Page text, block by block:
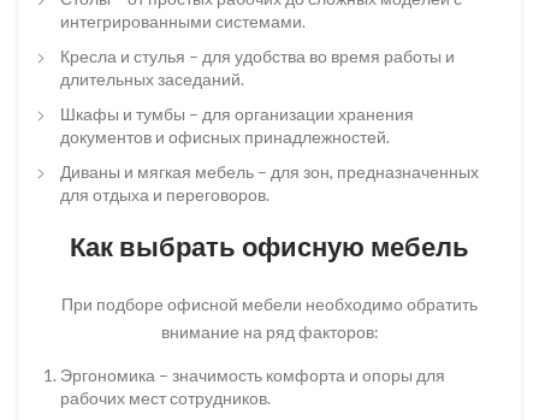
интегрированными системами.
Кресла и стулья – для удобства во время работы и
длительных заседаний.
Шкафы и тумбы – для организации хранения
документов и офисных принадлежностей.
Диваны и мягкая мебель – для зон, предназначенных
для отдыха и переговоров.
Как выбрать офисную мебель
При подборе офисной мебели необходимо обратить
внимание на ряд факторов:
Эргономика – значимость комфорта и опоры для
рабочих мест сотрудников.